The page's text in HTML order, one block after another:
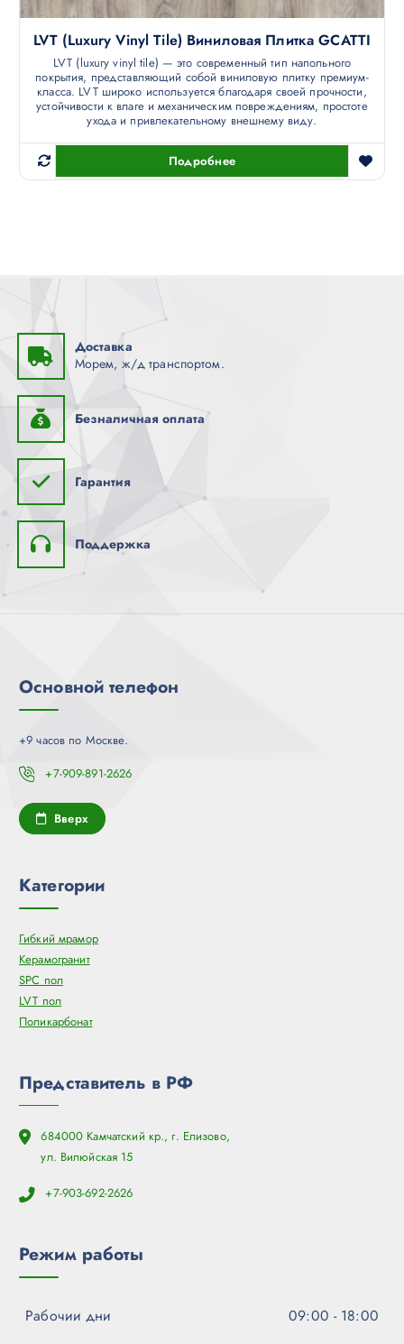
LVT (luxury Vinyl Tile) Виниловая Плитка GCATTI
LVT (luxury vinyl tile) — это современный тип напольного
покрытия, представляющий собой виниловую плитку премиум-
класса. LVT широко используется благодаря своей прочности,
устойчивости к влаге и механическим повреждениям, простоте
ухода и привлекательному внешнему виду.
Подробнее
Доставка
Морем, ж/д транспортом.
Безналичная оплата
Гарантия
Поддержка
Основной телефон
+9 часов по Москве.
+7-909-891-2626
Вверх
Категории
Гибкий мрамор
Керамогранит
SPC пол
LVT пол
Поликарбонат
Представитель в РФ
684000 Камчатский кр., г. Елизово,
ул. Вилюйская 15
+7-903-692-2626
Режим работы
Рабочии дни
09:00 - 18:00